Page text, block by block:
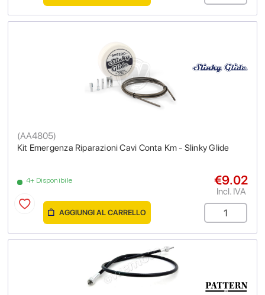
Kit Emergenza Riparazioni Cavi Conta Km - Slinky Glide
(AA4805)
4+ Disponibile €9.02
Incl. IVA
AGGIUNGI AL CARRELLO